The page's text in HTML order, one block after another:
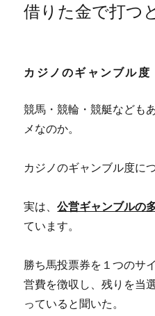
借りた金で打つ
カジノのギャンブル度
競馬・競輪・競艇なども
メなのか。
カジノのギャンブル度に
実は、公営ギャンブルの
ています。
勝ち馬投票券を１つのサ
営費を徴収し、残りを当
っていると聞いた。